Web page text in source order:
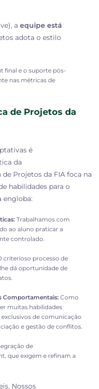
a equipe está
adota o estilo
final e o suporte pós-
nas métricas de
de Projetos da
é
da
Projetos da FIA foca na
habilidades para o
engloba:
Trabalhamos com
ao aluno praticar a
controlado.
criterioso processo de
dá oportunidade de
Comportamentais: Como
muitas habilidades
de comunicação
e gestão de conflitos.
de
que exigem e refinam a
Nossos